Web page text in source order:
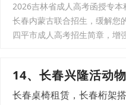
2026吉林省成人高考函授专本
长春内蒙古联合招生，缓解您
四平市成人高考招生简章，增
14、长春兴隆活动
长春桌椅租赁，长春桁架